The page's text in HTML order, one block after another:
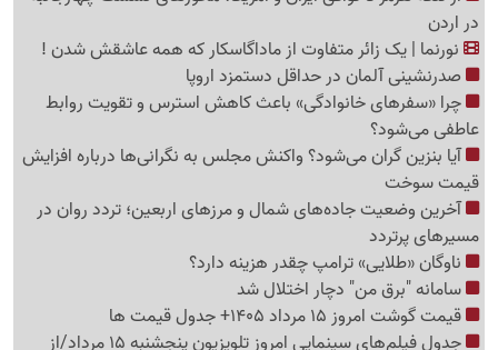
در اردن
نورنما | یک زائر متفاوت از ماداگاسکار که همه عاشقش شدن !
صدرنشینی آلمان در حداقل دستمزد اروپا
چرا «سفرهای خانوادگی» باعث کاهش استرس و تقویت روابط
عاطفی می‌شود؟
آیا بنزین گران می‌شود؟ واکنش مجلس به نگرانی‌ها درباره افزایش
قیمت سوخت
آخرین وضعیت جاده‌های شمال و مرزهای اربعین؛ تردد روان در
مسیرهای پرتردد
ناوگان «طلایی» ترامپ چقدر هزینه دارد؟
سامانه "برق من" دچار اختلال شد
قیمت گوشت امروز 15 مرداد 1405+ جدول قیمت ها
جدول فیلم‌های سینمایی امروز تلویزیون پنجشنبه 15 مرداد/از